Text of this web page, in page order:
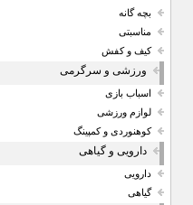
بچه گانه
مناسبتی
کیف و کفش
ورزشی و سرگرمی
اسباب بازی
لوازم ورزشی
کوهنوردی و کمپینگ
دارویی و گیاهی
دارویی
گیاهی